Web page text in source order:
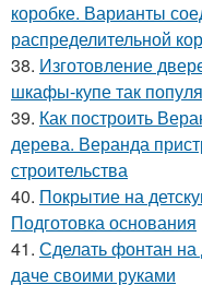
коробке. Варианты
распределительной
38. Изготовление
шкафы-купе так
39. Как построить
дерева. Веранда
строительства
40. Покрытие на
Подготовка основания
41. Сделать фонтан
даче своими руками